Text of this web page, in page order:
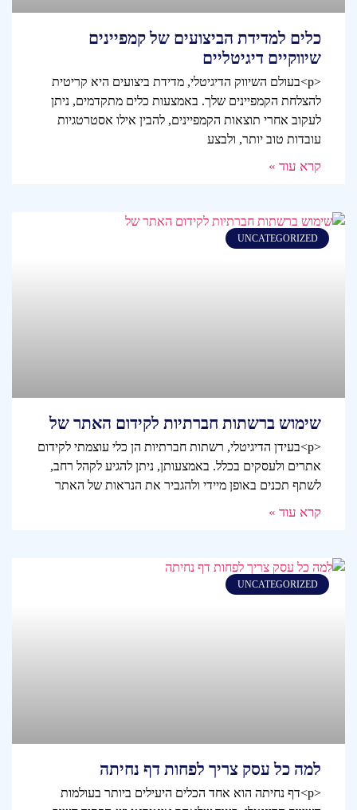
כלים למדידת הביצועים של קמפיינים
שיווקיים דיגיטליים
<p>בעולם השיווק הדיגיטלי, מדידת ביצועים היא קריטית
להצלחת הקמפיינים שלך. באמצעות כלים מתקדמים, ניתן
לעקוב אחרי תוצאות הקמפיינים, להבין אילו אסטרטגיות
עובדות טוב יותר, ולבצע
קרא עוד »
UNCATEGORIZED
שימוש ברשתות חברתיות לקידום האתר של
<p>בעידן הדיגיטלי, רשתות חברתיות הן כלי עוצמתי לקידום
אתרים ולעסקים בכלל. באמצעותן, ניתן להגיע לקהל רחב,
לשתף תכנים באופן מיידי ולהגביר את הנראות של האתר
קרא עוד »
UNCATEGORIZED
למה כל עסק צריך לפחות דף נחיתה
<p>דף נחיתה הוא אחד הכלים היעילים ביותר בעולמות